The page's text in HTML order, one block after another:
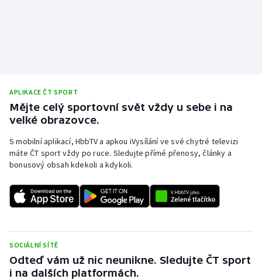
Veslování
Volejbal
Ostatní
APLIKACE ČT SPORT
Mějte celý sportovní svět vždy u sebe i na
velké obrazovce.
S mobilní aplikací, HbbTV a apkou iVysílání ve své chytré televizi
máte ČT sport vždy po ruce. Sledujte přímé přenosy, články a
bonusový obsah kdekoli a kdykoli.
SOCIÁLNÍ SÍTĚ
Odteď vám už nic neunikne. Sledujte ČT sport
i na dalších platformách.